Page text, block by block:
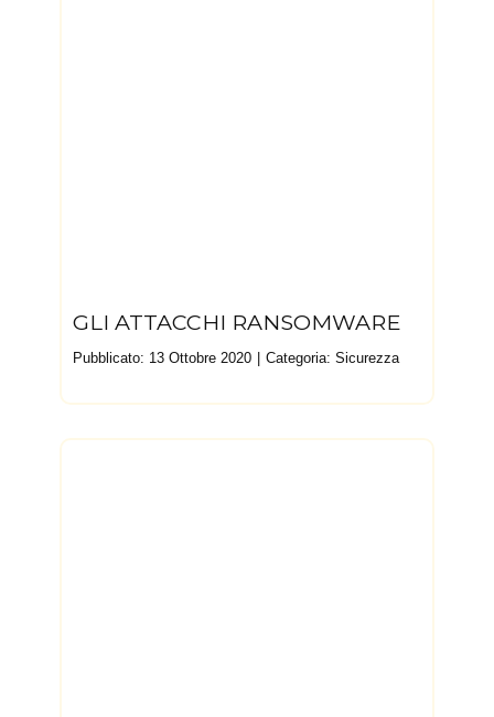
GLI ATTACCHI RANSOMWARE
Pubblicato: 13 Ottobre 2020 Categoria: Sicurezza